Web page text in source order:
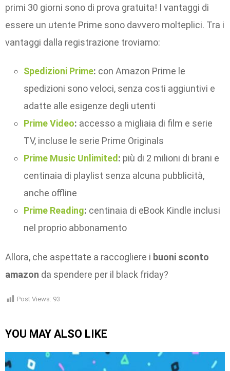
primi 30 giorni sono di prova gratuita! I vantaggi di
essere un utente Prime sono davvero molteplici. Tra i
vantaggi dalla registrazione troviamo:
Spedizioni Prime: con Amazon Prime le
spedizioni sono veloci, senza costi aggiuntivi e
adatte alle esigenze degli utenti
Prime Video: accesso a migliaia di film e serie
TV, incluse le serie Prime Originals
Prime Music Unlimited: più di 2 milioni di brani e
centinaia di playlist senza alcuna pubblicità,
anche offline
Prime Reading: centinaia di eBook Kindle inclusi
nel proprio abbonamento
Allora, che aspettate a raccogliere i buoni sconto
amazon da spendere per il black friday?
Post Views: 93
YOU MAY ALSO LIKE